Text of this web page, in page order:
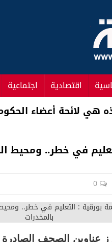
اقتصادية اجتماعية
يعين اعضاء الحكومة
في خطر.. ومحيط
الصحف الصادرة